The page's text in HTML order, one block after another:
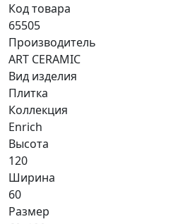
Код товара
65505
Производитель
ART CERAMIC
Вид изделия
Плитка
Коллекция
Enrich
Высота
120
Ширина
60
Размер